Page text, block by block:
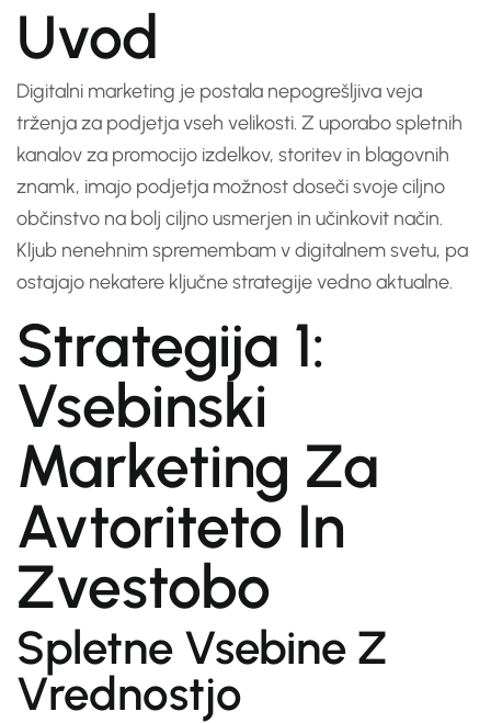
Uvod
Digitalni marketing je postala nepogrešljiva veja
trženja za podjetja vseh velikosti. Z uporabo spletnih
kanalov za promocijo izdelkov, storitev in blagovnih
znamk, imajo podjetja možnost doseči svoje ciljno
občinstvo na bolj ciljno usmerjen in učinkovit način.
Kljub nenehnim spremembam v digitalnem svetu, pa
ostajajo nekatere ključne strategije vedno aktualne.
Strategija 1:
Vsebinski
Marketing Za
Avtoriteto In
Zvestobo
Spletne Vsebine Z
Vrednostjo